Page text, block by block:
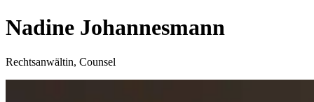
Nadine Johannesmann
Rechtsanwältin, Counsel